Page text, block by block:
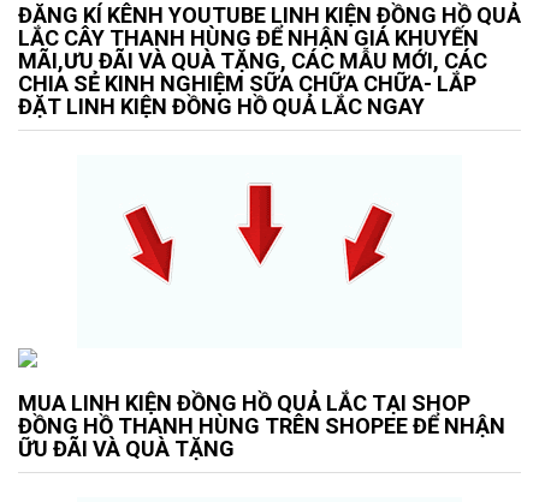
ĐĂNG KÍ KÊNH YOUTUBE LINH KIỆN ĐỒNG HỒ QUẢ
LẮC CÂY THANH HÙNG ĐỂ NHẬN GIÁ KHUYẾN
MÃI,ƯU ĐÃI VÀ QUÀ TẶNG, CÁC MẪU MỚI, CÁC
CHIA SẺ KINH NGHIỆM SỮA CHỮA CHỮA- LẮP
ĐẶT LINH KIỆN ĐỒNG HỒ QUẢ LẮC NGAY
MUA LINH KIỆN ĐỒNG HỒ QUẢ LẮC TẠI SHOP
ĐỒNG HỒ THANH HÙNG TRÊN SHOPEE ĐỂ NHẬN
ỮU ĐÃI VÀ QUÀ TẶNG